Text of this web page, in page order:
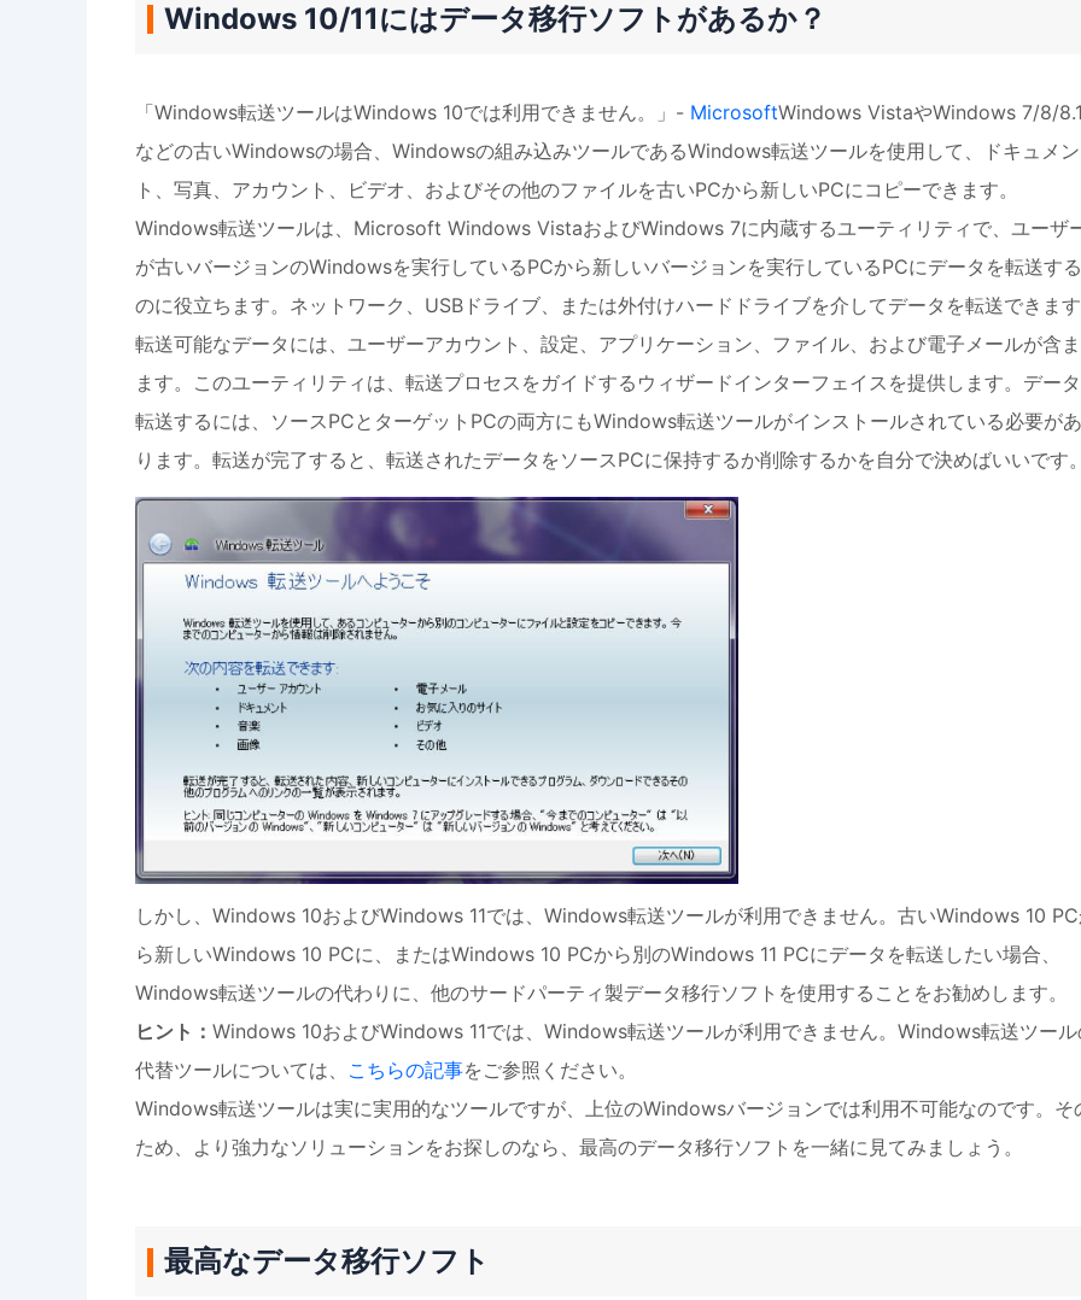
Windows 10/11にはデータ移行ソフトがあるか？
「Windows転送ツールはWindows 10では利用できません。」- MicrosoftWindows VistaやWindows 7/8/8.1
などの古いWindowsの場合、Windowsの組み込みツールであるWindows転送ツールを使用して、ドキュメン
ト、写真、アカウント、ビデオ、およびその他のファイルを古いPCから新しいPCにコピーできます。
Windows転送ツールは、Microsoft Windows VistaおよびWindows 7に内蔵するユーティリティで、ユーザ
が古いバージョンのWindowsを実行しているPCから新しいバージョンを実行しているPCにデータを転送する
のに役立ちます。ネットワーク、USBドライブ、または外付けハードドライブを介してデータを転送できます
転送可能なデータには、ユーザーアカウント、設定、アプリケーション、ファイル、および電子メールが含
ます。このユーティリティは、転送プロセスをガイドするウィザードインターフェイスを提供します。デー
転送するには、ソースPCとターゲットPCの両方にもWindows転送ツールがインストールされている必要があ
ります。転送が完了すると、転送されたデータをソースPCに保持するか削除するかを自分で決めばいいです。
しかし、Windows 10およびWindows 11では、Windows転送ツールが利用できません。古いWindows 10
ら新しいWindows 10 PCに、またはWindows 10 PCから別のWindows 11 PCにデータを転送したい場合、
Windows転送ツールの代わりに、他のサードパーティ製データ移行ソフトを使用することをお勧めします。
ヒント： Windows 10およびWindows 11では、Windows転送ツールが利用できません。Windows転送ツー
代替ツールについては、 こちらの記事をご参照ください。
Windows転送ツールは実に実用的なツールですが、上位のWindowsバージョンでは利用不可能なのです。そ
ため、より強力なソリューションをお探しのなら、最高のデータ移行ソフトを一緒に見てみましょう。
最高なデータ移行ソフト